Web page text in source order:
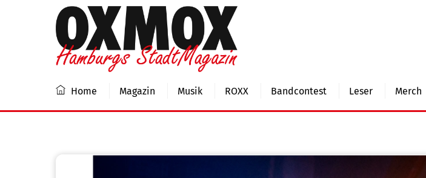
Home Magazin Musik ROXX Bandcontest Leser Merch